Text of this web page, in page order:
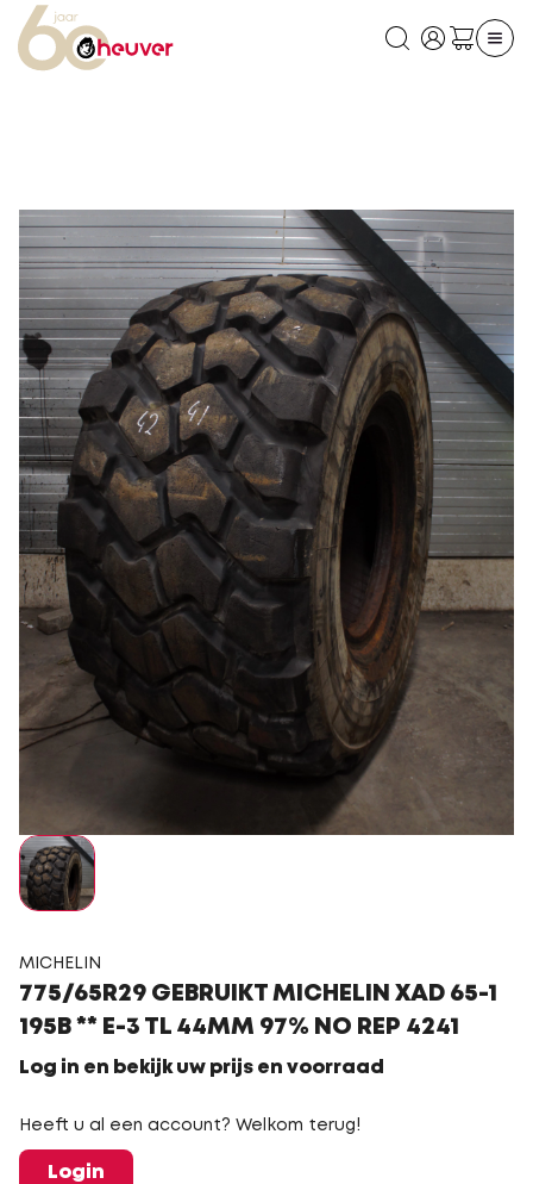
MICHELIN
775/65R29 GEBRUIKT MICHELIN XAD 65-1
195B ** E-3 TL 44MM 97% NO REP 4241
Log in en bekijk uw prijs en voorraad
Heeft u al een account? Welkom terug!
Login